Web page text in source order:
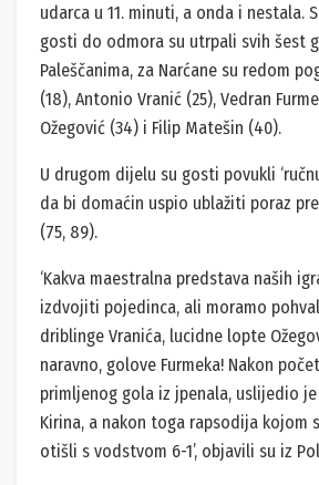
udarca u 11. minuti, a onda i nestala.
gosti do odmora su utrpali svih šest
Paleščanima, za Narćane su redom
(18), Antonio Vranić (25), Vedran
Ožegović (34) i Filip Matešin (40).
U drugom dijelu su gosti povukli
da bi domaćin uspio ublažiti poraz
(75, 89).
‘Kakva maestralna predstava naših
izdvojiti pojedinca, ali moramo
driblinge Vranića, lucidne lopte
naravno, golove Furmeka! Nakon
primljenog gola iz jpenala, uslijedio
Kirina, a nakon toga rapsodija kojom
otišli s vodstvom 6-1’, objavili su iz